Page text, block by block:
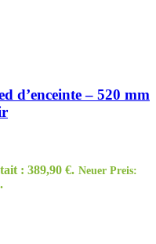
d’enceinte – 520 mm
: 389,90 €. Neuer Preis: